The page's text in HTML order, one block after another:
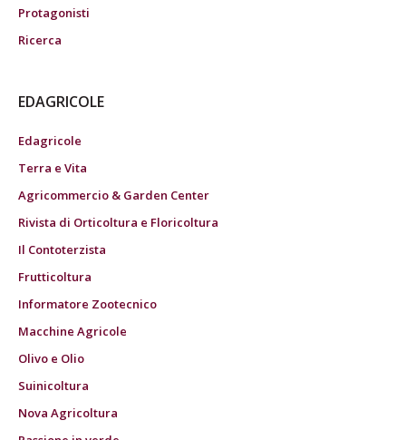
Protagonisti
Ricerca
EDAGRICOLE
Edagricole
Terra e Vita
Agricommercio & Garden Center
Rivista di Orticoltura e Floricoltura
Il Contoterzista
Frutticoltura
Informatore Zootecnico
Macchine Agricole
Olivo e Olio
Suinicoltura
Nova Agricoltura